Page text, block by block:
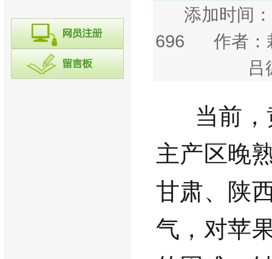
添加时间
696 作者：
当前
主产区晚
甘肃、陕
气，对苹